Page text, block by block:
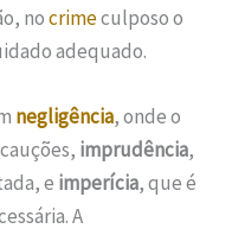
nocrimeculposo o
adequado.
negligência, onde o
imprudência,
e imperícia, que é
A